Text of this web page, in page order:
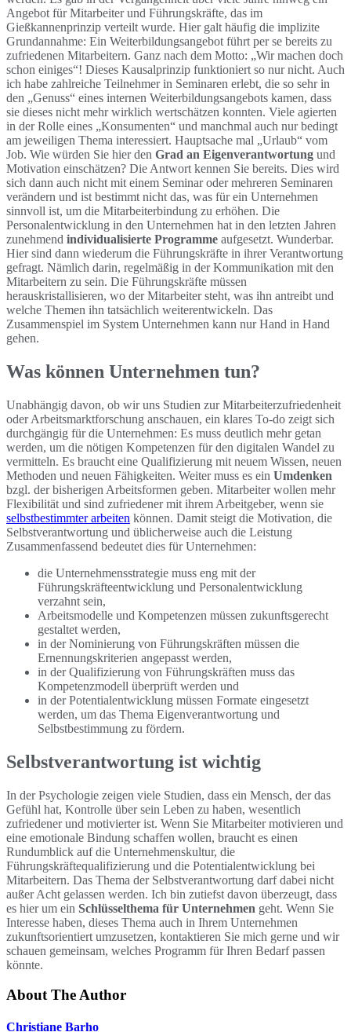
Angebot für Mitarbeiter und Führungskräfte, das im
Gießkannenprinzip verteilt wurde. Hier galt häufig die implizite
Grundannahme: Ein Weiterbildungsangebot führt per se bereits zu
zufriedenen Mitarbeitern. Ganz nach dem Motto: „Wir machen doch
schon einiges“! Dieses Kausalprinzip funktioniert so nur nicht. Auch
ich habe zahlreiche Teilnehmer in Seminaren erlebt, die so sehr in
den „Genuss“ eines internen Weiterbildungsangebots kamen, dass
sie dieses nicht mehr wirklich wertschätzen konnten. Viele agierten
in der Rolle eines „Konsumenten“ und manchmal auch nur bedingt
am jeweiligen Thema interessiert. Hauptsache mal „Urlaub“ vom
Job. Wie würden Sie hier den Grad an Eigenverantwortung und
Motivation einschätzen? Die Antwort kennen Sie bereits. Dies wird
sich dann auch nicht mit einem Seminar oder mehreren Seminaren
verändern und ist bestimmt nicht das, was für ein Unternehmen
sinnvoll ist, um die Mitarbeiterbindung zu erhöhen. Die
Personalentwicklung in den Unternehmen hat in den letzten Jahren
zunehmend individualisierte Programme aufgesetzt. Wunderbar.
Hier sind dann wiederum die Führungskräfte in ihrer Verantwortung
gefragt. Nämlich darin, regelmäßig in der Kommunikation mit den
Mitarbeitern zu sein. Die Führungskräfte müssen
herauskristallisieren, wo der Mitarbeiter steht, was ihn antreibt und
welche Themen ihn tatsächlich weiterentwickeln. Das
Zusammenspiel im System Unternehmen kann nur Hand in Hand
gehen.
Was können Unternehmen tun?
Unabhängig davon, ob wir uns Studien zur Mitarbeiterzufriedenheit
oder Arbeitsmarktforschung anschauen, ein klares To-do zeigt sich
durchgängig für die Unternehmen: Es muss deutlich mehr getan
werden, um die nötigen Kompetenzen für den digitalen Wandel zu
vermitteln. Es braucht eine Qualifizierung mit neuem Wissen, neuen
Methoden und neuen Fähigkeiten. Weiter muss es ein Umdenken
bzgl. der bisherigen Arbeitsformen geben. Mitarbeiter wollen mehr
Flexibilität und sind zufriedener mit ihrem Arbeitgeber, wenn sie
selbstbestimmter arbeiten können. Damit steigt die Motivation, die
Selbstverantwortung und üblicherweise auch die Leistung
Zusammenfassend bedeutet dies für Unternehmen:
die Unternehmensstrategie muss eng mit der
Führungskräfteentwicklung und Personalentwicklung
verzahnt sein,
Arbeitsmodelle und Kompetenzen müssen zukunftsgerecht
gestaltet werden,
in der Nominierung von Führungskräften müssen die
Ernennungskriterien angepasst werden,
in der Qualifizierung von Führungskräften muss das
Kompetenzmodell überprüft werden und
in der Potentialentwicklung müssen Formate eingesetzt
werden, um das Thema Eigenverantwortung und
Selbstbestimmung zu fördern.
Selbstverantwortung ist wichtig
In der Psychologie zeigen viele Studien, dass ein Mensch, der das
Gefühl hat, Kontrolle über sein Leben zu haben, wesentlich
zufriedener und motivierter ist. Wenn Sie Mitarbeiter motivieren und
eine emotionale Bindung schaffen wollen, braucht es einen
Rundumblick auf die Unternehmenskultur, die
Führungskräftequalifizierung und die Potentialentwicklung bei
Mitarbeitern. Das Thema der Selbstverantwortung darf dabei nicht
außer Acht gelassen werden. Ich bin zutiefst davon überzeugt, dass
es hier um ein Schlüsselthema für Unternehmen geht. Wenn Sie
Interesse haben, dieses Thema auch in Ihrem Unternehmen
zukunftsorientiert umzusetzen, kontaktieren Sie mich gerne und wir
schauen gemeinsam, welches Programm für Ihren Bedarf passen
könnte.
About The Author
Christiane Barho